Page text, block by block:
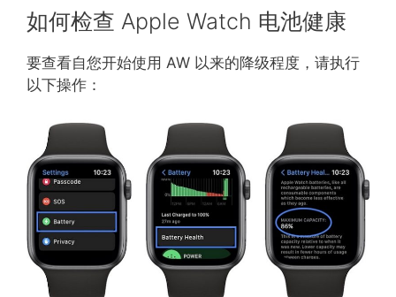
如何检查 Apple Watch 电池健康
要查看自您开始使用 AW 以来的降级程度，请执行
以下操作：